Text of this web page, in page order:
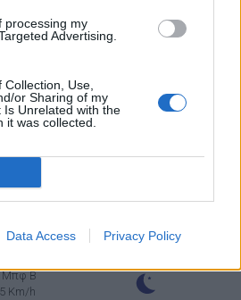
processing my
Advertising.
Use,
or Sharing of my
Is Unrelated with the
it was collected.
Data Access Privacy Policy
km/h ΚΑΘΑΡΟΣ
ΤΗΣ ΘΕΟΤΟΚΟΥ
Μπφ B
ΚΑΘΑΡΟΣ
Μπφ B
Km/h